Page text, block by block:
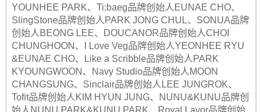
YOUNHEE PARK、Ti:baeg品牌创始人EUNAE CHO、
SlingStone品牌创始人PARK JONG CHUL、SONUA品牌
创始人BEONG LEE、DOUCANOR品牌创始人CHOI
CHUNGHOON、I Love Veg品牌创始人YEONHEE RYU
&EUNAE CHO、Like a Scribble品牌创始人PARK
KYOUNGWOON、Navy Studio品牌创始人MOON
CHANGSUNG、Sinclair品牌创始人LEE JUNGROK、
Tofit品牌创始人KIM HYUN JUNG、NUNU&KUNU品牌创
始人NUNU PARK&KUNU PARK、Royal Layor品牌创始